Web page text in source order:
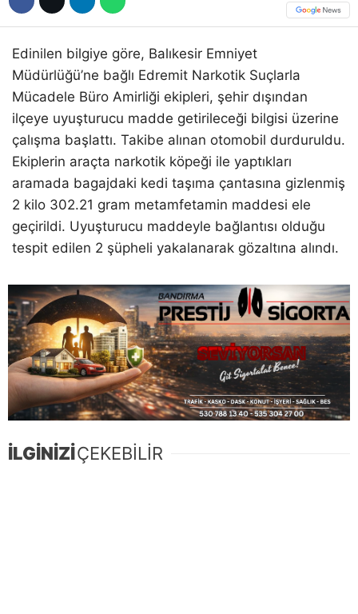
Edinilen bilgiye göre, Balıkesir Emniyet
Müdürlüğü’ne bağlı Edremit Narkotik Suçlarla
Mücadele Büro Amirliği ekipleri, şehir dışından
ilçeye uyuşturucu madde getirileceği bilgisi üzerine
çalışma başlattı. Takibe alınan otomobil durduruldu.
Ekiplerin araçta narkotik köpeği ile yaptıkları
aramada bagajdaki kedi taşıma çantasına gizlenmiş
2 kilo 302.21 gram metamfetamin maddesi ele
geçirildi. Uyuşturucu maddeyle bağlantısı olduğu
tespit edilen 2 şüpheli yakalanarak gözaltına alındı.
İLGİNİZİÇEKEBİLİR